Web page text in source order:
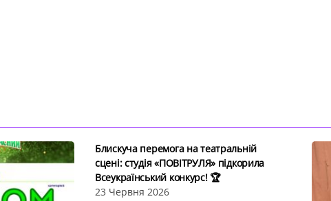
Блискуча перемога на театральній
сцені: студія «ПОВІТРУЛЯ» підкорила
Всеукраїнський конкурс! 🏆
23 Червня 2026